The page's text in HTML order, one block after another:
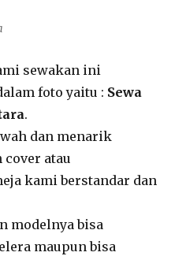
sewakan ini
foto yaitu : Sewa
.
dan menarik
cover atau
kami berstandar dan
modelnya bisa
maupun bisa